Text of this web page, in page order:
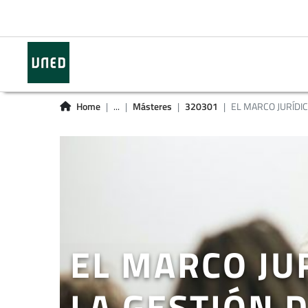
Home ... Másteres 320301 EL MARCO
EL MARCO